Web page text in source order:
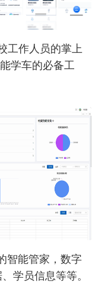
工作人员的掌上
学车的必备工
智能管家，数字
学员信息等等。